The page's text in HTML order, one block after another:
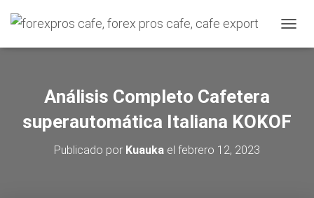
A
R
Análisis Completo Cafetera
superautomática Italiana KOKOF
Publicado por Kuauka el febrero 12, 2023